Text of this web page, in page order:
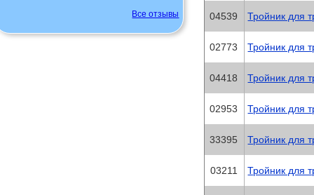
Все отзывы
04539 Тройник для
02773 Тройник для
04418 Тройник для
02953 Тройник для
33395 Тройник для
03211 Тройник для